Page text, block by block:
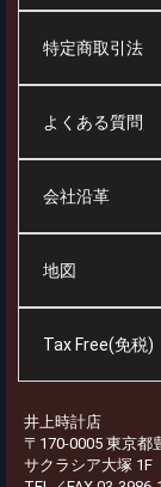
特定商取引法
よくある質問
会社沿革
地図
Tax Free(免税)
井上時計店
〒170-0005 東京都
サクラシア大塚 1F